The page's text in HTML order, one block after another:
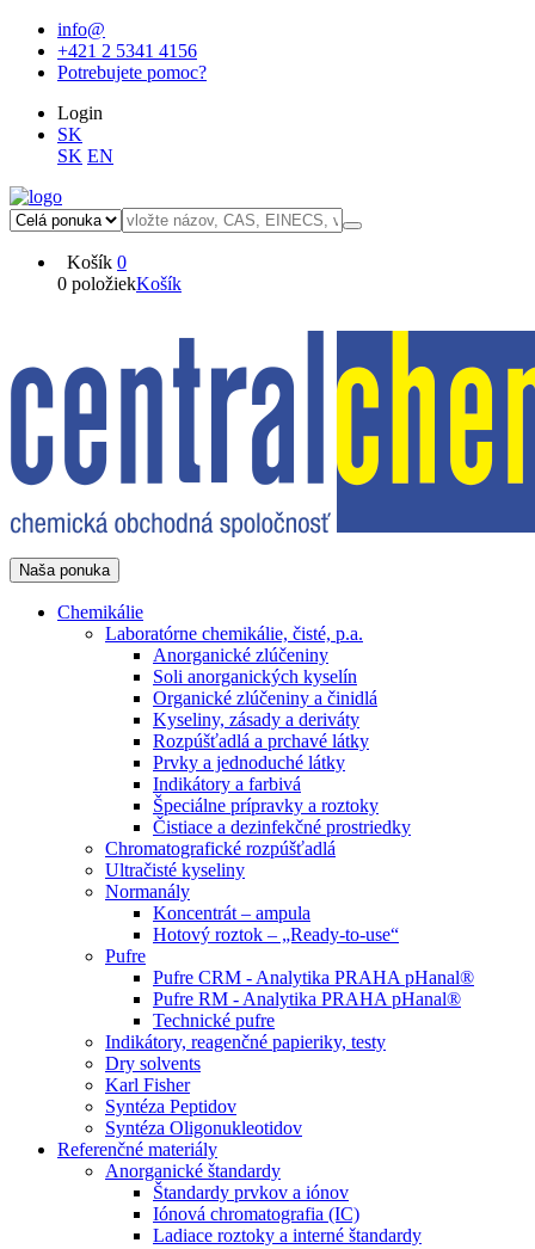
info@
+421 2 5341 4156
Potrebujete pomoc?
Login
SK
SK EN
Košík 0
0 položiekKošík
Naša ponuka
Chemikálie
Laboratórne chemikálie, čisté, p.a.
Anorganické zlúčeniny
Soli anorganických kyselín
Organické zlúčeniny a činidlá
Kyseliny, zásady a deriváty
Rozpúšťadlá a prchavé látky
Prvky a jednoduché látky
Indikátory a farbivá
Špeciálne prípravky a roztoky
Čistiace a dezinfekčné prostriedky
Chromatografické rozpúšťadlá
Ultračisté kyseliny
Normanály
Koncentrát – ampula
Hotový roztok – „Ready-to-use“
Pufre
Pufre CRM - Analytika PRAHA pHanal®
Pufre RM - Analytika PRAHA pHanal®
Technické pufre
Indikátory, reagenčné papieriky, testy
Dry solvents
Karl Fisher
Syntéza Peptidov
Syntéza Oligonukleotidov
Referenčné materiály
Anorganické štandardy
Štandardy prvkov a iónov
Iónová chromatografia (IC)
Ladiace roztoky a interné štandardy